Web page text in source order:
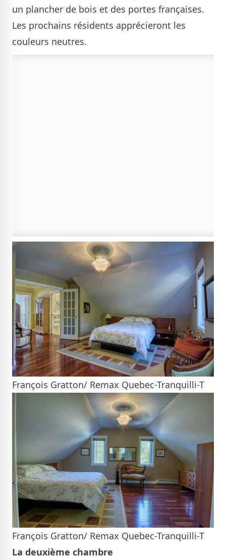
un plancher de bois et des portes françaises.
Les prochains résidents apprécieront les
couleurs neutres.
François Gratton/ Remax Quebec-Tranquilli-T
François Gratton/ Remax Quebec-Tranquilli-T
La deuxième chambre